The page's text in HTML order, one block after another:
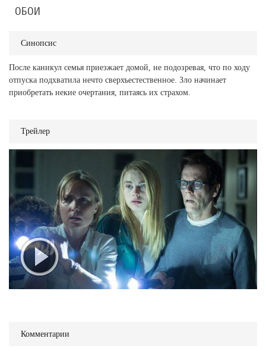
Синопсис
После каникул семья приезжает домой, не подозревая, что по ходу
отпуска подхватила нечто сверхъестественное. Зло начинает
приобретать некие очертания, питаясь их страхом.
Трейлер
Комментарии
ОБОИ